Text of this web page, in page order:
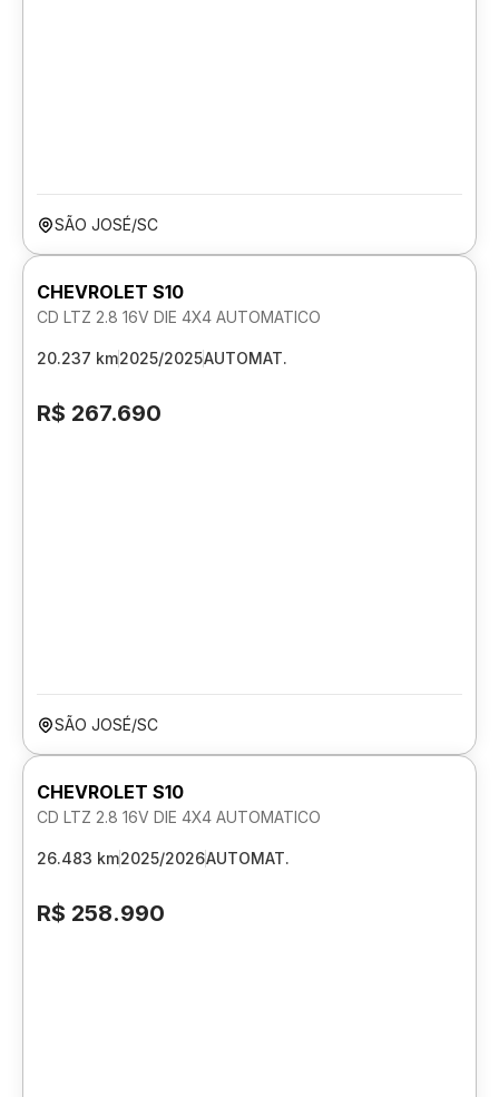
SÃO JOSÉ/SC
CHEVROLET S10
CD LTZ 2.8 16V DIE 4X4 AUTOMATICO
20.237 km2025/2025AUTOMAT.
R$ 267.690
SÃO JOSÉ/SC
CHEVROLET S10
CD LTZ 2.8 16V DIE 4X4 AUTOMATICO
26.483 km2025/2026AUTOMAT.
R$ 258.990